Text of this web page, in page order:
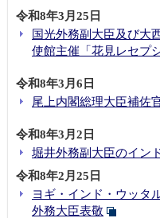
令和8年3月25日
国光外務副大臣及び大
使館主催「花見レセプ
令和8年3月6日
尾上内閣総理大臣補佐
令和8年3月2日
堀井外務副大臣のイン
令和8年2月25日
ヨギ・インド・ウッタ
外務大臣表敬